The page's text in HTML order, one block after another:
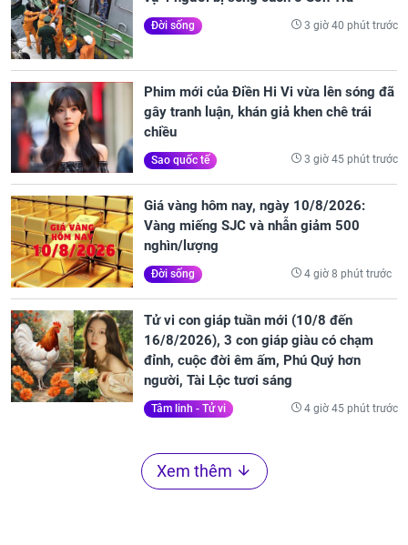
Đời sống 3 giờ 40 phút trước
Phim mới của Điền Hi Vi vừa lên sóng đã
gây tranh luận, khán giả khen chê trái
chiều
Sao quốc tế 3 giờ 45 phút trước
Giá vàng hôm nay, ngày 10/8/2026:
Vàng miếng SJC và nhẫn giảm 500
nghìn/lượng
Đời sống 4 giờ 8 phút trước
Tử vi con giáp tuần mới (10/8 đến
16/8/2026), 3 con giáp giàu có chạm
đỉnh, cuộc đời êm ấm, Phú Quý hơn
người, Tài Lộc tươi sáng
Tâm linh - Tử vi 4 giờ 45 phút trước
Xem thêm